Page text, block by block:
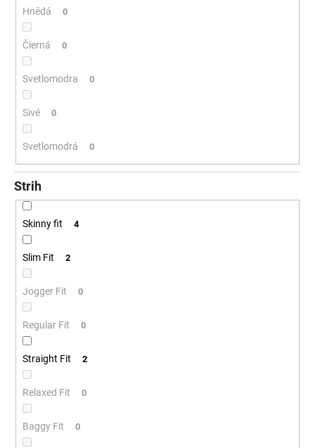
Hnědá 0
Čierná 0
Svetlomodra 0
Sivé 0
Svetlomodrá 0
Strih
Skinny fit 4
Slim Fit 2
Jogger Fit 0
Regular Fit 0
Straight Fit 2
Relaxed Fit 0
Baggy Fit 0